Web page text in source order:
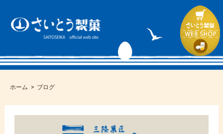
ホーム ブログ